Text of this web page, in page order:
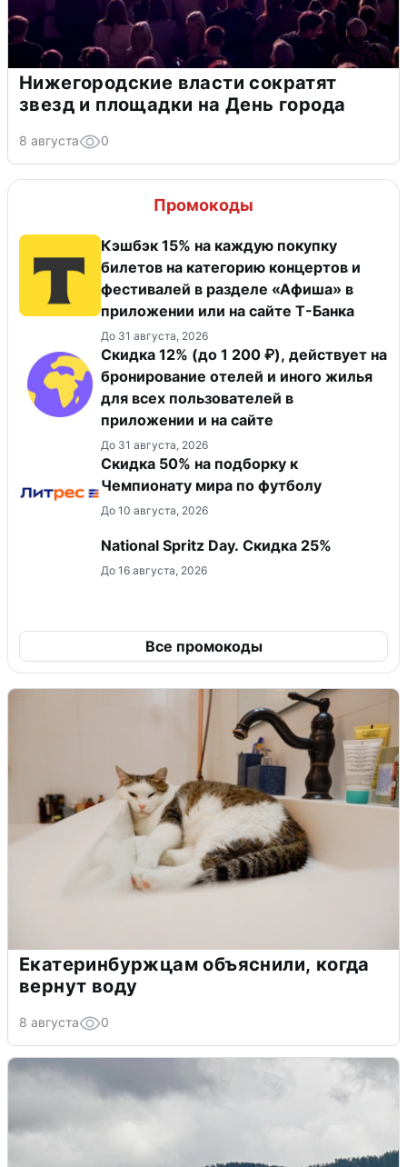
Нижегородские власти сократят
звезд и площадки на День города
8 августа 0
Промокоды
Кэшбэк 15% на каждую покупку
билетов на категорию концертов и
фестивалей в разделе «Афиша» в
приложении или на сайте Т-Банка
До 31 августа, 2026
Скидка 12% (до 1 200 ₽), действует на
бронирование отелей и иного жилья
для всех пользователей в
приложении и на сайте
До 31 августа, 2026
Скидка 50% на подборку к
Чемпионату мира по футболу
До 10 августа, 2026
National Spritz Day. Скидка 25%
До 16 августа, 2026
Все промокоды
Екатеринбуржцам объяснили, когда
вернут воду
8 августа 0